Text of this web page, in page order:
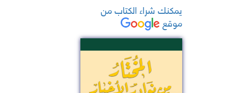
يمكنك شراء الكتاب من
موقع